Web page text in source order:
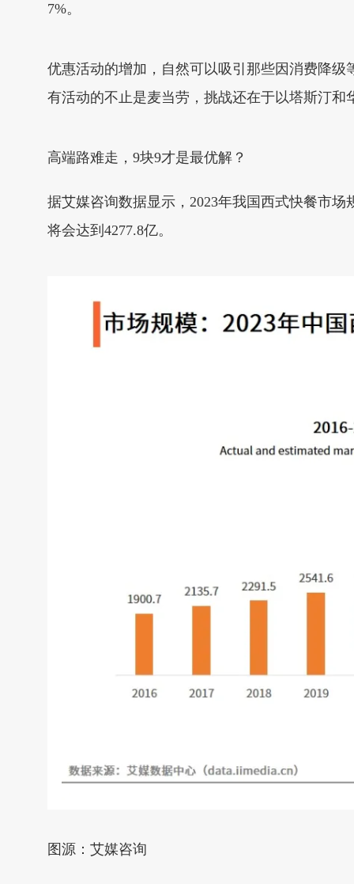
7%。
优惠活动的增加，自然可以吸引那些因消费降
有活动的不止是麦当劳，挑战还在于以塔斯汀
高端路难走，9块9才是最优解？
据艾媒咨询数据显示，2023年我国西式快餐市
将会达到4277.8亿。
图源：艾媒咨询